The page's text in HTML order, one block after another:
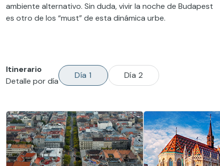
ambiente alternativo. Sin duda, vivir la noche de Budapest
es otro de los “must” de esta dinámica urbe.
Itinerario
Detalle por día
Día 1 Día 2